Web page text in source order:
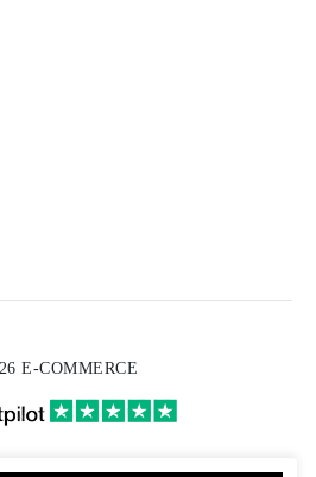
E-COMMERCE